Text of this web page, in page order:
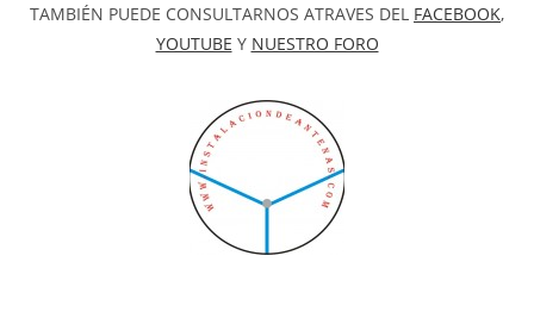
TAMBIÉN PUEDE CONSULTARNOS ATRAVES DEL FACEBOOK,
YOUTUBE Y NUESTRO FORO